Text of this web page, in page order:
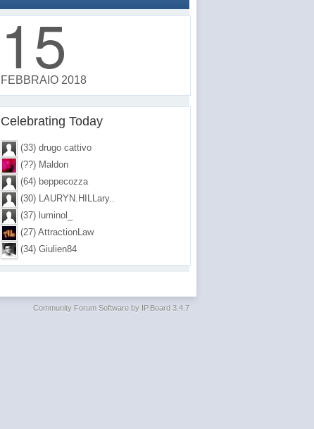
15
FEBBRAIO 2018
Celebrating Today
(33) drugo cattivo
(??) Maldon
(64) beppecozza
(30) LAURYN.HILLary..
(37) luminol_
(27) AttractionLaw
(34) Giulien84
Community Forum Software by IP.Board 3.4.7